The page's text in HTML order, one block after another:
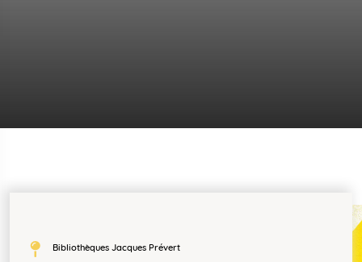
Bibliothèques Jacques Prévert